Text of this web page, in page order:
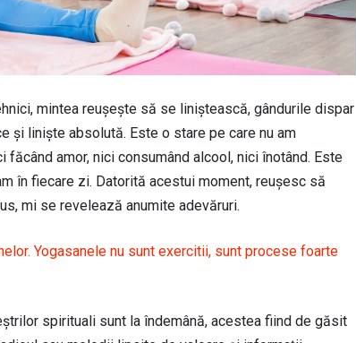
mintea reușește să se liniștească, gândurile dispar
și liniște absolută. Este o stare pe care nu am
amor, nici consumând alcool, nici înotând. Este
în fiecare zi. Datorită acestui moment, reușesc să
mi se revelează anumite adevăruri.
Yogasanele nu sunt exercitii, sunt procese foarte
spirituali sunt la îndemână, acestea fiind de găsit